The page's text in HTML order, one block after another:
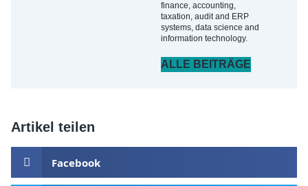
finance, accounting,
taxation, audit and ERP
systems, data science and
information technology.
ALLE BEITRÄGE
Artikel teilen
Facebook